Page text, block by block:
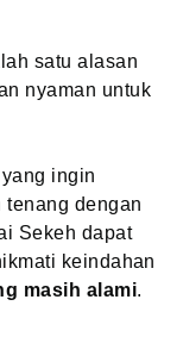
satu alasan
nyaman untuk
ingin
dengan
Sekeh dapat
keindahan
masih alami.